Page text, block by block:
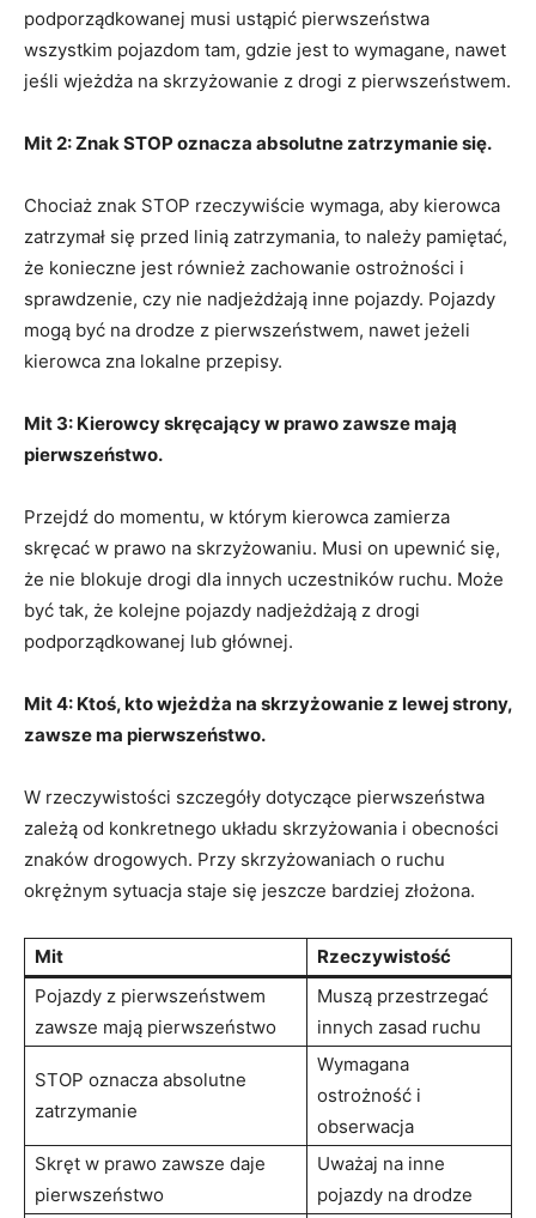
podporządkowanej musi ustąpić pierwszeństwa
wszystkim pojazdom tam, gdzie jest to wymagane, nawet
jeśli wjeżdża na skrzyżowanie z drogi z pierwszeństwem.
Mit 2: Znak STOP oznacza absolutne zatrzymanie się.
Chociaż znak STOP rzeczywiście wymaga, aby kierowca
zatrzymał się przed linią zatrzymania, to należy pamiętać,
że konieczne jest również zachowanie ostrożności i
sprawdzenie, czy nie nadjeżdżają inne pojazdy. Pojazdy
mogą być na drodze z pierwszeństwem, nawet jeżeli
kierowca zna lokalne przepisy.
Mit 3: Kierowcy skręcający w prawo zawsze mają
pierwszeństwo.
Przejdź do momentu, w którym kierowca zamierza
skręcać w prawo na skrzyżowaniu. Musi on upewnić się,
że nie blokuje drogi dla innych uczestników ruchu. Może
być tak, że kolejne pojazdy nadjeżdżają z drogi
podporządkowanej lub głównej.
Mit 4: Ktoś, kto wjeżdża na skrzyżowanie z lewej strony,
zawsze ma pierwszeństwo.
W rzeczywistości szczegóły dotyczące pierwszeństwa
zależą od konkretnego układu skrzyżowania i obecności
znaków drogowych. Przy skrzyżowaniach o ruchu
okrężnym sytuacja staje się jeszcze bardziej złożona.
Mit
Rzeczywistość
Pojazdy z pierwszeństwem
zawsze mają pierwszeństwo
Muszą przestrzegać
innych zasad ruchu
STOP oznacza absolutne
zatrzymanie
Wymagana
ostrożność i
obserwacja
Skręt w prawo zawsze daje
pierwszeństwo
Uważaj na inne
pojazdy na drodze